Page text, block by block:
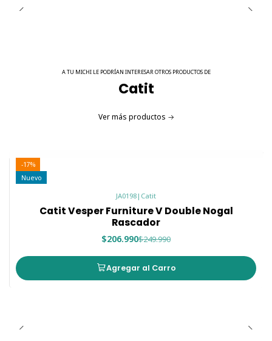
A TU MICHI LE PODRÍAN INTERESAR OTROS PRODUCTOS DE
Catit
Ver más productos
-17%
Nuevo
JA0198 | Catit
Catit Vesper Furniture V Double Nogal
Rascador
$206.990$249.990
Agregar al Carro